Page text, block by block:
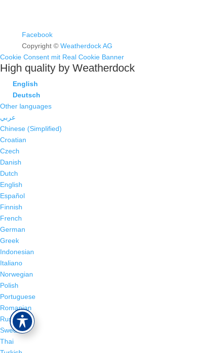
Facebook
Copyright © Weatherdock AG
Cookie Consent mit Real Cookie Banner
High quality by Weatherdock
English
Deutsch
Other languages
عربي
Chinese (Simplified)
Croatian
Czech
Danish
Dutch
English
Español
Finnish
French
German
Greek
Indonesian
Italiano
Norwegian
Polish
Portuguese
Romanian
Russian
Swedish
Thai